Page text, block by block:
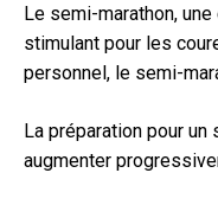
Le semi-marathon,
stimulant pour les
personnel, le semi-
La préparation pour
augmenter